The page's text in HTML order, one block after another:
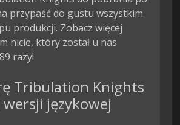
przypaść do gustu wszystkim
produkcji. Zobacz więcej
hicie, który został u nas
razy!
Tribulation Knights
językowej